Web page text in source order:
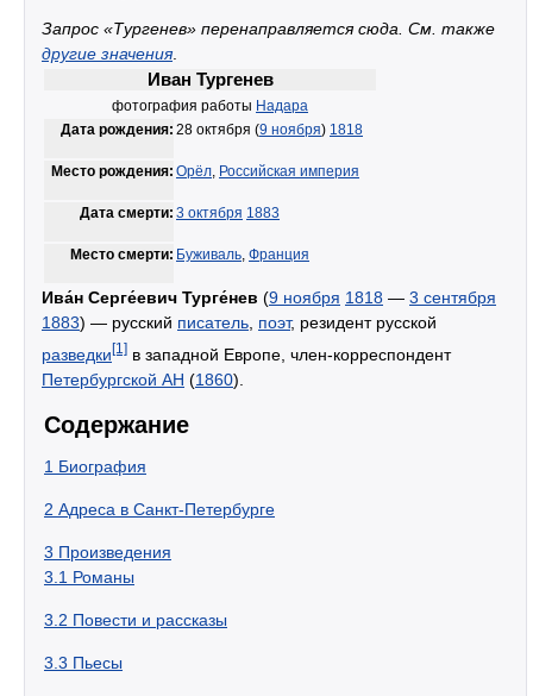
Запрос «Тургенев» перенаправляется сюда. Cм. также
другие значения.
Иван Тургенев
фотография работы Надара
Дата рождения: 28 октября (9 ноября) 1818
Место рождения: Орёл, Российская империя
Дата смерти: 3 октября 1883
Место смерти: Буживаль, Франция
Ива́н Серге́евич Турге́нев (9 ноября 1818 — 3 сентября
1883) — русский писатель поэт, резидент русской
разведки[1] в западной Европе, член-корреспондент
Петербургской АН (1860).
Содержание
1 Биография
2 Адреса в Санкт-Петербурге
3 Произведения
3.1 Романы
3.2 Повести и рассказы
3.3 Пьесы